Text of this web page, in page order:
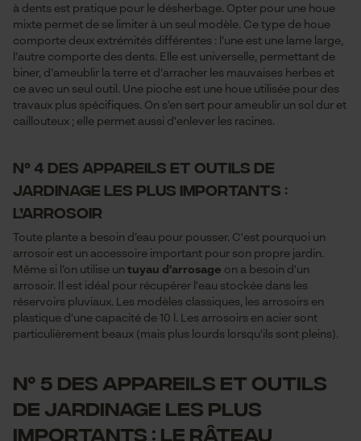
à dents est pratique pour le désherbage. Opter pour une houe
mixte permet de se limiter à un seul modèle. Ce type de houe
comporte deux extrémités différentes : l’une est une lame large,
l’autre comporte des dents. Elle est universelle, permettant de
biner, d’ameublir la terre et d’arracher les mauvaises herbes et
ce avec un seul outil. Une pioche est une houe utilisée pour des
travaux plus spécifiques. On s’en sert pour ameublir un sol dur et
caillouteux ; elle permet aussi d'enlever les racines.
N° 4 des appareils et outils de
jardinage les plus importants :
l’arrosoir
Toute plante a besoin d’eau pour pousser. C'est pourquoi un
arrosoir est un accessoire important pour son propre jardin.
Même si l’on utilise un tuyau d'arrosage on a besoin d'un
arrosoir. Il est idéal pour récupérer l'eau stockée dans les
réservoirs pluviaux. Les modèles classiques, les arrosoirs en
plastique d'une capacité de 10 l. Les arrosoirs en acier sont
particulièrement beaux (mais plus lourds lorsqu'ils sont pleins).
N° 5 des appareils et outils
de jardinage les plus
importants : le râteau